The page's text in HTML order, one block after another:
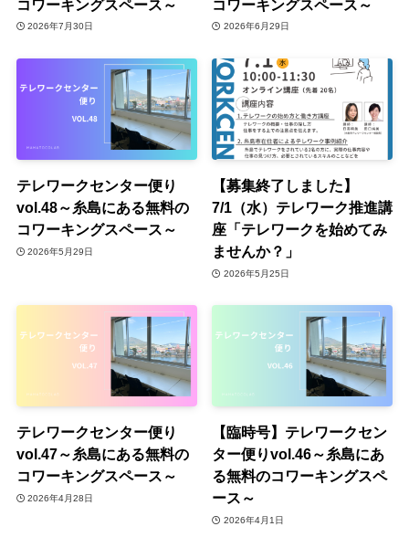
コワーキングスペース～
2026年7月30日
コワーキングスペース～
2026年6月29日
テレワークセンター便り
vol.48～糸島にある無料の
コワーキングスペース～
2026年5月29日
【募集終了しました】
7/1（水）テレワーク推進講
座「テレワークを始めてみ
ませんか？」
2026年5月25日
テレワークセンター便り
vol.47～糸島にある無料の
コワーキングスペース～
2026年4月28日
【臨時号】テレワークセン
ター便りvol.46～糸島にあ
る無料のコワーキングスペ
ース～
2026年4月1日